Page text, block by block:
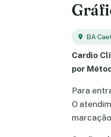
BA·
Cardio
por
Para
O